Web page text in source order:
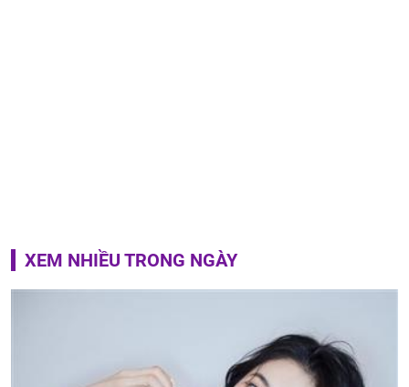
XEM NHIỀU TRONG NGÀY